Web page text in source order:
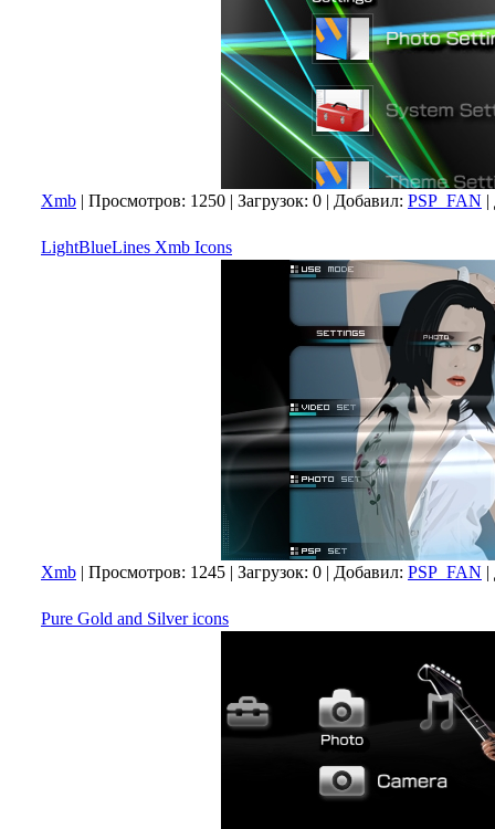
Xmb | Просмотров: 1250 | Загрузок: 0 | Добавил: PSP_FAN |
LightBlueLines Xmb Icons
Xmb | Просмотров: 1245 | Загрузок: 0 | Добавил: PSP_FAN |
Pure Gold and Silver icons